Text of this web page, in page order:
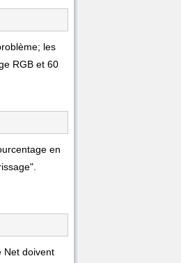
les
RGB et 60
en
Net doivent